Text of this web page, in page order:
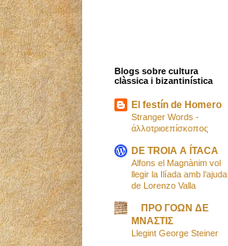
Blogs sobre cultura
clàssica i bizantinística
El festín de Homero
Stranger Words -
ἀλλοτριοεπίσκοπος
DE TROIA A ÍTACA
Alfons el Magnànim vol
llegir la Ilíada amb l’ajuda
de Lorenzo Valla
ΠΡΟ ΓΟΩΝ ΔΕ
ΜΝΑΣΤΙΣ
Llegint George Steiner